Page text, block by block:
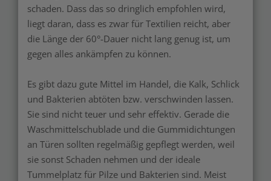
schaden. Dass das so dringlich empfohlen wird,
liegt daran, dass es zwar für Textilien reicht, aber
die Länge der 60°-Dauer nicht lang genug ist, um
gegen alles ankämpfen zu können.
Es gibt dazu gute Mittel im Handel, die Kalk, Schlick
und Bakterien abtöten bzw. verschwinden lassen.
Sie sind nicht teuer und sehr effektiv. Gerade die
Waschmittelschublade und die Gummidichtungen
an Türen sollten regelmäßig gepflegt werden, weil
sie sonst Schaden nehmen und der ideale
Tummelplatz für Pilze und Bakterien sind. Meist